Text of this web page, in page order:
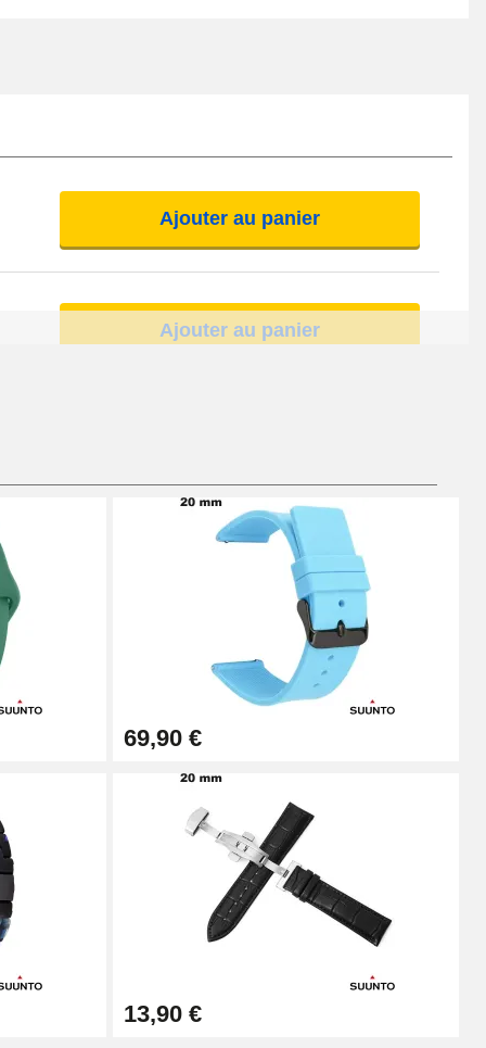
Ajouter au panier
Ajouter au panier
69,90 €
13,90 €